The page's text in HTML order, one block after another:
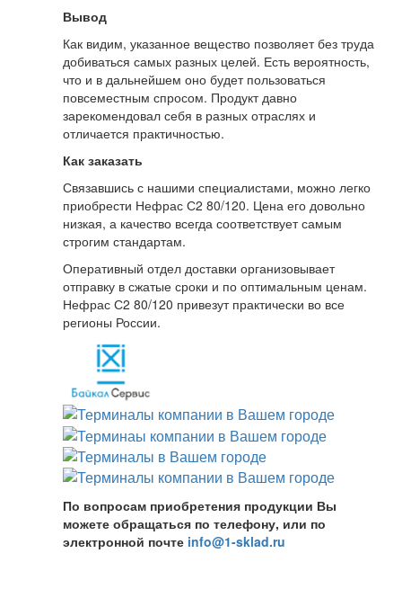
Вывод
Как видим, указанное вещество позволяет без труда
добиваться самых разных целей. Есть вероятность,
что и в дальнейшем оно будет пользоваться
повсеместным спросом. Продукт давно
зарекомендовал себя в разных отраслях и
отличается практичностью.
Как заказать
Связавшись с нашими специалистами, можно легко
приобрести Нефрас С2 80/120. Цена его довольно
низкая, а качество всегда соответствует самым
строгим стандартам.
Оперативный отдел доставки организовывает
отправку в сжатые сроки и по оптимальным ценам.
Нефрас С2 80/120 привезут практически во все
регионы России.
По вопросам приобретения продукции Вы
можете обращаться по телефону, или по
электронной почте info@1-sklad.ru